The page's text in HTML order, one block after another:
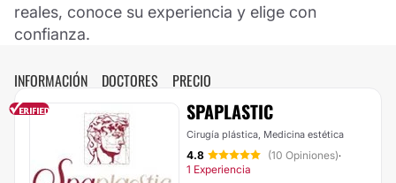
reales, conoce su experiencia y elige con
confianza.
INFORMACIÓN DOCTORES PRECIO
SPAPLASTIC
Cirugía plástica, Medicina estética
4.8 (10 Opiniones)·
1 Experiencia